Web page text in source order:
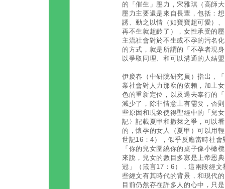
的「催生」壓力，宋雅琪（高師
壓力主要還是來自長輩，包括：
誘、動之以情（如寶寶超可愛）
再不生就超齡了），女性承受的
主流社會對於不生或不孕的污名
的方式，就是所謂的「不孕者現
以爭取同理、和可以溝通的人結
伊慶春（中研院研究員）指出，
業社會對人力那麼的依賴，加上
色的重新定位，以及過去奉行的
減少了，除非情意上有需要，否
些原因和現象使得聖經中的「兒
記〉記載夏甲和撒萊之爭，可以
的，懷孕的女人（夏甲）可以用
世記16：4），似乎反應當時社
「你的兒女圍繞你的桌子像小橄
來說，兒女的數目多寡是上帝恩
冠」（箴言17：6），這兩段經
些經文有其時代的背景，和現代
目前仍然存在許多人的心中，只